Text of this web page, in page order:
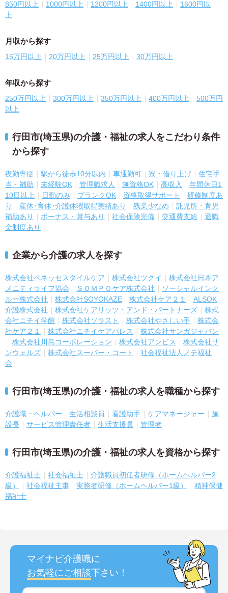
850円以上 1000円以上 1200円以上 1400円以上
1600円以
上
月収から探す
15万円以上 20万円以上 25万円以上 30万円以上
年収から探す
250万円以上 300万円以上 350万円以上 400万円以上
500万円
以上
行田市(埼玉県)の介護・福祉の求人をこだわり条件
から探す
夜勤専従 駅から徒歩10分以内 車通勤可 寮・借り上げ
住宅手
当・補助
未経験OK 管理職求人 無資格OK 高収入
年間休日1
10日以上
日勤のみ ブランクOK 資格取得サポート
研修制度あ
り
産休･育休･介護休暇取得実績あり 残業少なめ
託児所・育児
補助あり
ボーナス・賞与あり 社会保険完備 交通費支給
退職
金制度あり
企業から介護の求人を探す
株式会社ベネッセスタイルケア 株式会社ツクイ
株式会社日本ア
メニティライフ協会
ＳＯＭＰＯケア株式会社
ソーシャルインク
ルー株式会社
株式会社SOYOKAZE 株式会社ケア２１
ALSOK
介護株式会社
株式会社ケアリッツ・アンド・パートナーズ
株式
会社ニチイ学館
株式会社ソラスト 株式会社やさしい手
株式会
社ケア２１
株式会社ニチイケアパレス
株式会社サンガジャパン
株式会社川島コーポレーション
株式会社アンビス
株式会社サ
ンウェルズ
株式会社スーパー・コート
社会福祉法人ノテ福祉
会
行田市(埼玉県)の介護・福祉の求人を職種から探す
介護職・ヘルパー 生活相談員 看護助手 ケアマネージャー
施
設長
サービス管理責任者 生活支援員 管理者
行田市(埼玉県)の介護・福祉の求人を資格から探す
介護福祉士 社会福祉士
介護職員初任者研修（ホームヘルパー2
級）
社会福祉主事 実務者研修（ホームヘルパー1級）
精神保健
福祉士
マイナビ介護職に
お気軽にご相談下さい！